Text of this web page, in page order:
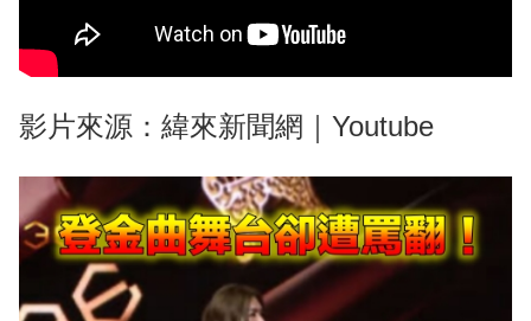
影片來源：緯來新聞網｜Youtube